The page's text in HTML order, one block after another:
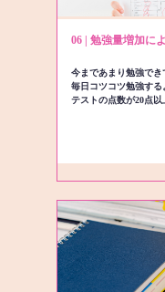
06 | 勉強量増加に
今まであまり勉強でき
毎日コツコツ勉強す
テストの点数が20点以